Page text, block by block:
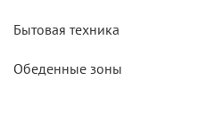
Бытовая техника
Обеденные зоны